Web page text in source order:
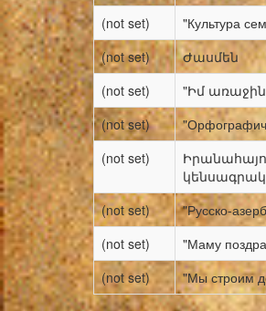
(not set)
"Культура
(not set)
Ժասմեն
(not set)
"Իմ
(not set)
(not set)
(not set) "Русско-
(not set)
"Маму
(not set)
"Мы строим